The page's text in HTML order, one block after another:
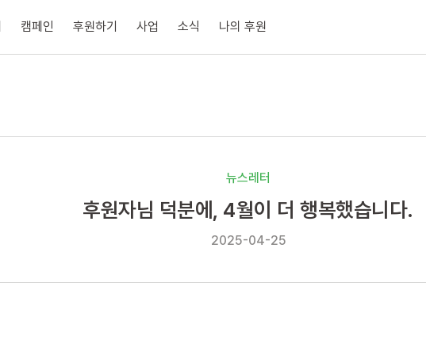
캠페인 후원하기 사업 소식 나의 후원
뉴스레터
후원자님 덕분에, 4월이 더 행복했습니다.
2025-04-25